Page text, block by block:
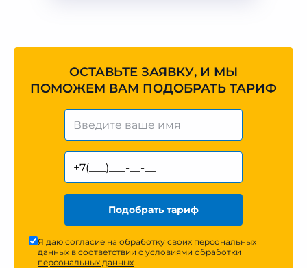
ОСТАВЬТЕ ЗАЯВКУ, И МЫ
ПОМОЖЕМ ВАМ ПОДОБРАТЬ ТАРИФ
Подобрать тариф
Я даю согласие на обработку своих персональных
данных в соответствии с условиями обработки
персональных данных